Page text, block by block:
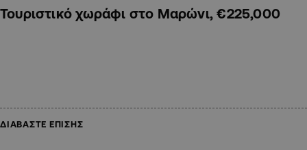
Τουριστικό χωράφι στο Μαρώνι, €225,000
ΔΙΑΒΑΣΤΕ ΕΠΙΣΗΣ